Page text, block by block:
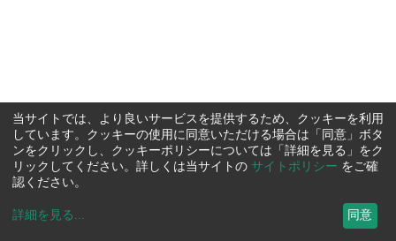
当サイトでは、より良いサービスを提供するため、クッキーを利用
しています。クッキーの使用に同意いただける場合は「同意」ボタ
ンをクリックし、クッキーポリシーについては「詳細を見る」をク
リックしてください。詳しくは当サイトの サイトポリシー をご確
認ください。
詳細を見る ... 同意